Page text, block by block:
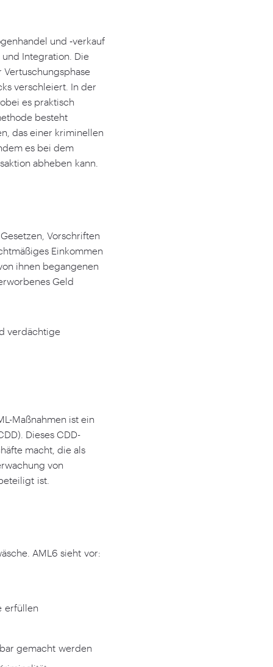
und ‑verkauf
Integration. Die
Vertuschungsphase
verschleiert. In der
es praktisch
besteht
das einer kriminellen
es bei dem
abheben kann.
Vorschriften
Einkommen
ihnen begangenen
Geld
verdächtige
Maßnahmen ist ein
Dieses CDD-
macht, die als
von
ist.
AML 6 sieht vor:
erfüllen
gemacht werden